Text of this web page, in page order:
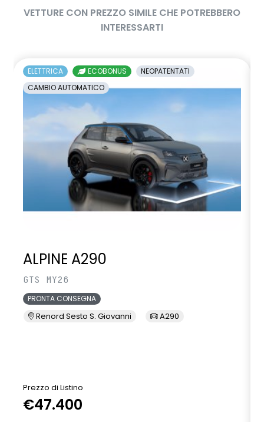
VETTURE CON PREZZO SIMILE CHE POTREBBERO
INTERESSARTI
ELETTRICA ECOBONUS
NEOPATENTATI
CAMBIO AUTOMATICO
ALPINE A290
GTS MY26
PRONTA CONSEGNA
Renord Sesto S. Giovanni A290
Prezzo di Listino
€47.400